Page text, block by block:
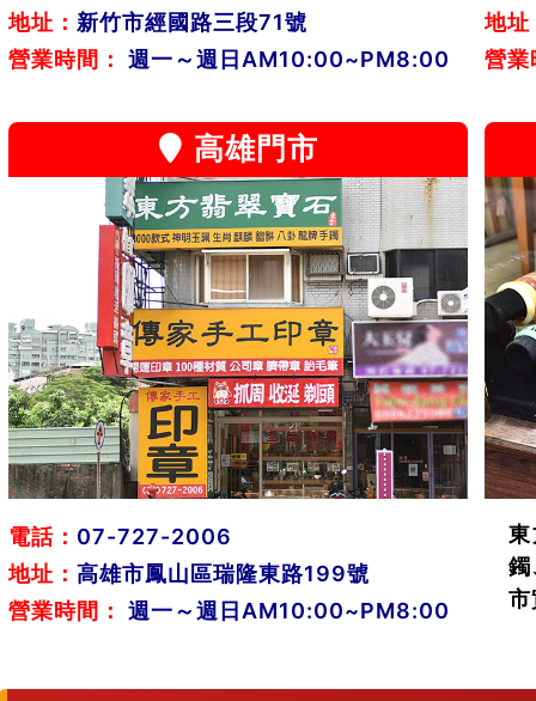
地址： 新竹市經國路三段71號
營業時間：
週一～週日AM10:00~PM8:00
地址
營業
高雄門市
電話： 07-727-2006
地址： 高雄市鳳山區瑞隆東路199號
營業時間：
週一～週日AM10:00~PM8:00
鐲
市